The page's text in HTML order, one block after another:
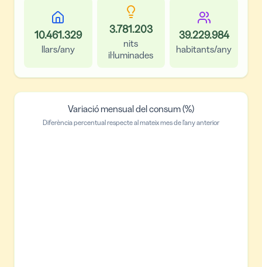
10.461.329
llars/any
3.781.203
nits
il·luminades
39.229.984
habitants/any
Variació mensual del consum (%)
Diferència percentual respecte al mateix mes de l'any anterior